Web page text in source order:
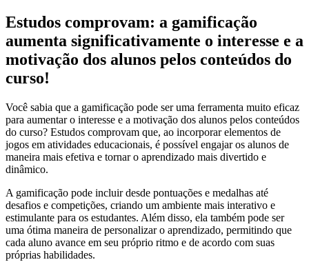
Estudos comprovam: a gamificação
aumenta significativamente o interesse e a
motivação dos alunos pelos conteúdos do
curso!
Você sabia que a gamificação pode ser uma ferramenta muito eficaz
para aumentar o interesse e a motivação dos alunos pelos conteúdos
do curso? Estudos comprovam que, ao incorporar elementos de
jogos em atividades educacionais, é possível engajar os alunos de
maneira mais efetiva e tornar o aprendizado mais divertido e
dinâmico.
A gamificação pode incluir desde pontuações e medalhas até
desafios e competições, criando um ambiente mais interativo e
estimulante para os estudantes. Além disso, ela também pode ser
uma ótima maneira de personalizar o aprendizado, permitindo que
cada aluno avance em seu próprio ritmo e de acordo com suas
próprias habilidades.